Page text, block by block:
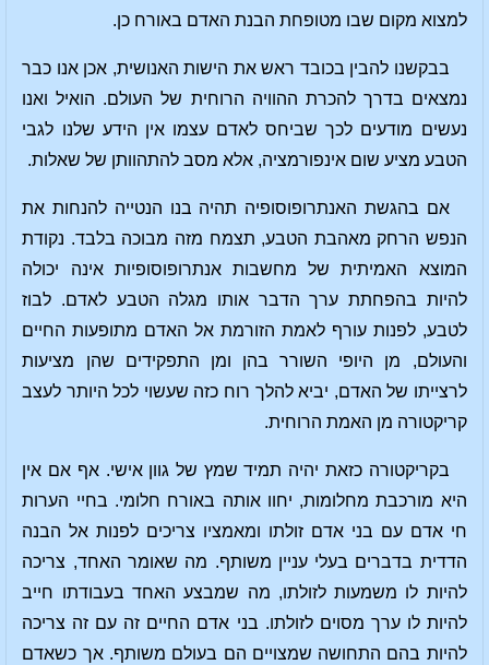
למצוא מקום שבו מטופחת הבנת האדם באורח כן.
בבקשנו להבין בכובד ראש את הישות האנושית, אכן אנו כבר
נמצאים בדרך להכרת ההוויה הרוחית של העולם. הואיל ואנו
נעשים מודעים לכך שביחס לאדם עצמו אין הידע שלנו לגבי
הטבע מציע שום אינפורמציה, אלא מסב להתהוותן של שאלות.
אם בהגשת האנתרופוסופיה תהיה בנו הנטייה להנחות את
הנפש הרחק מאהבת הטבע, תצמח מזה מבוכה בלבד. נקודת
המוצא האמיתית של מחשבות אנתרופוסופיות אינה יכולה
להיות בהפחתת ערך הדבר אותו מגלה הטבע לאדם. לבוז
לטבע, לפנות עורף לאמת הזורמת אל האדם מתופעות החיים
והעולם, מן היופי השורר בהן ומן התפקידים שהן מציעות
לרצייתו של האדם, יביא להלך רוח כזה שעשוי לכל היותר לעצב
קריקטורה מן האמת הרוחית.
בקריקטורה כזאת יהיה תמיד שמץ של גוון אישי. אף אם אין
היא מורכבת מחלומות, יחוו אותה באורח חלומי. בחיי הערות
חי אדם עם בני אדם זולתו ומאמציו צריכים לפנות אל הבנה
הדדית בדברים בעלי עניין משותף. מה שאומר האחד, צריכה
להיות לו משמעות לזולתו, מה שמבצע האחד בעבודתו חייב
להיות לו ערך מסוים לזולתו. בני אדם החיים זה עם זה צריכה
להיות בהם התחושה שמצויים הם בעולם משותף. אך כשאדם